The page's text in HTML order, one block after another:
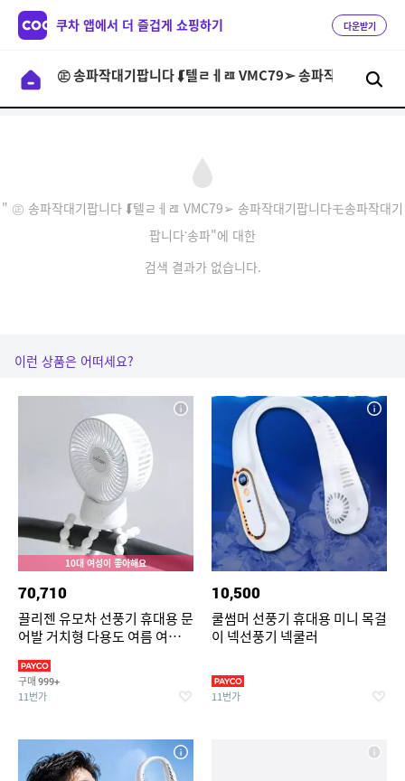
쿠차 앱에서 더 즐겁게 쇼핑하기 다운받기
" ㊣ 송파작대기팝니다 ⮮텔ㄹㅔㄿ VMC79➢ 송파작대기팝니다モ송파작대기
팝니다་송파"에 대한
검색 결과가 없습니다.
이런 상품은 어떠세요?
10대 여성이 좋아해요
70,710
끌리젠 유모차 선풍기 휴대용 문
어발 거치형 다용도 여름 여행용
구매 999+
11번가
10,500
쿨썸머 선풍기 휴대용 미니 목걸
이 넥선풍기 넥쿨러
11번가